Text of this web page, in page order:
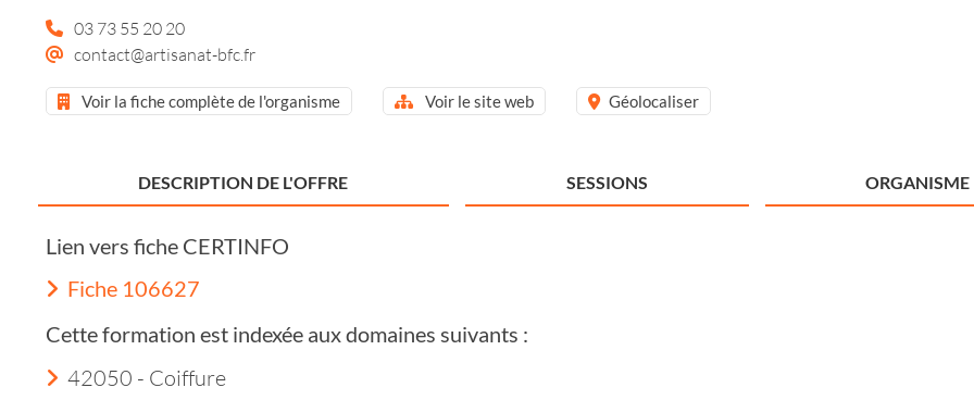
03 73 55 20 20
contact@artisanat-bfc.fr
Voir la fiche complète de l'organisme Voir le site web Géolocaliser
DESCRIPTION DE L'OFFRE SESSIONS ORGANISME
Lien vers fiche CERTINFO
Fiche 106627
Cette formation est indexée aux domaines suivants :
42050 - Coiffure